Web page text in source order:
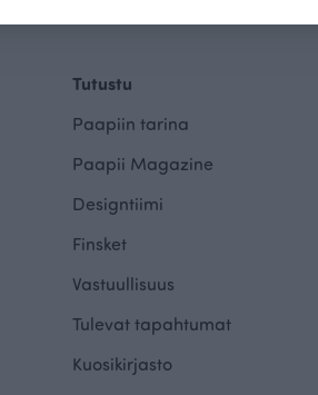
Tutustu
Paapiin tarina
Paapii Magazine
Designtiimi
Finsket
Vastuullisuus
Tulevat tapahtumat
Kuosikirjasto